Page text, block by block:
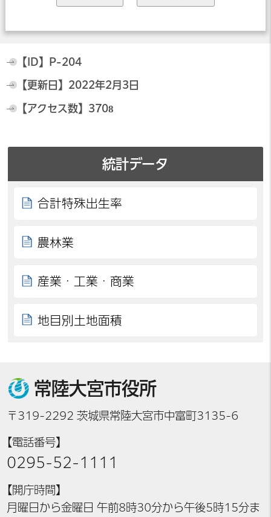
【ID】 P-204
【更新日】 2022年2月3日
【アクセス数】 3708
統計データ
合計特殊出生率
農林業
産業・工業・商業
地目別土地面積
常陸大宮市役所
〒319-2292 茨城県常陸大宮市中富町3135-6
【電話番号】
0295-52-1111
【開庁時間】
月曜日から金曜日 午前8時30分から午後5時15分ま